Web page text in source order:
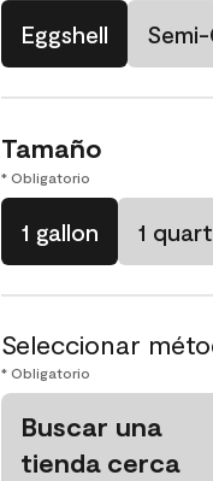
Eggshell
Tamaño
* Obligatorio
1 gallon 1 quart
Seleccionar
* Obligatorio
Buscar una
tienda cerca